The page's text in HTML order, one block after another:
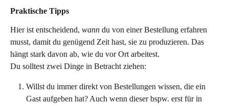
Praktische Tipps
Hier ist entscheidend, wann du von einer Bestellung erfahren
musst, damit du genügend Zeit hast, sie zu produzieren. Das
hängt stark davon ab, wie du vor Ort arbeitest.
Du solltest zwei Dinge in Betracht ziehen:
Willst du immer direkt von Bestellungen wissen, die ein
Gast aufgeben hat? Auch wenn dieser bspw. erst für in